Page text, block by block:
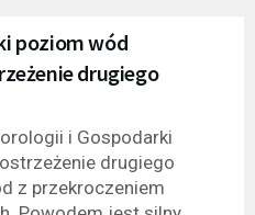
poziom wód
drugiego
i Gospodarki
drugiego
z przekroczeniem